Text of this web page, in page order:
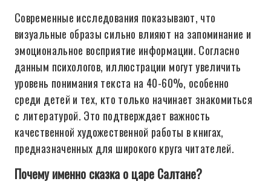
Современные исследования показывают, что
визуальные образы сильно влияют на запоминание и
эмоциональное восприятие информации. Согласно
данным психологов, иллюстрации могут увеличить
уровень понимания текста на 40-60%, особенно
среди детей и тех, кто только начинает знакомиться
с литературой. Это подтверждает важность
качественной художественной работы в книгах,
предназначенных для широкого круга читателей.
Почему именно сказка о царе Салтане?